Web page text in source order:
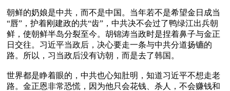
朝鲜的奶娘是中共，而不是中国。当年若不是希望金日成当
“唇”，护着刚建政的共“齿”，中共决不会过了鸭绿江出兵朝
鲜，使朝鲜半岛分裂至今。胡锦涛当政时是捏着鼻子与金正
日交往。习近平当政后，决心要走一条与中共分道扬镳的
路。所以，习当政后没有访朝，而是去了韩国。
世界都是睁着眼的，中共也心知肚明，知道习近平不想走老
路。金正恩非常恐慌，因为他只会花钱、杀人，不会赚钱和